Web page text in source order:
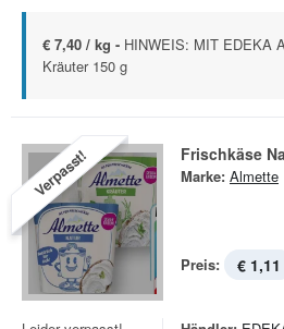
€ 7,40 / kg - HINWEIS: MIT EDEKA
Kräuter 150 g
Verpasst! Frischkäse
Marke: Almette
Preis: € 1,11